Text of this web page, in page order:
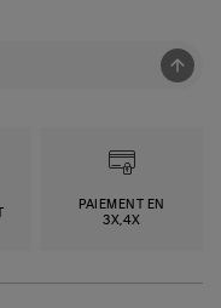
PAIEMENT EN
3X,4X